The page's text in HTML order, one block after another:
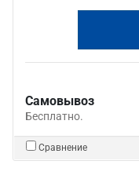
Самовывоз
Бесплатно.
Сравнение